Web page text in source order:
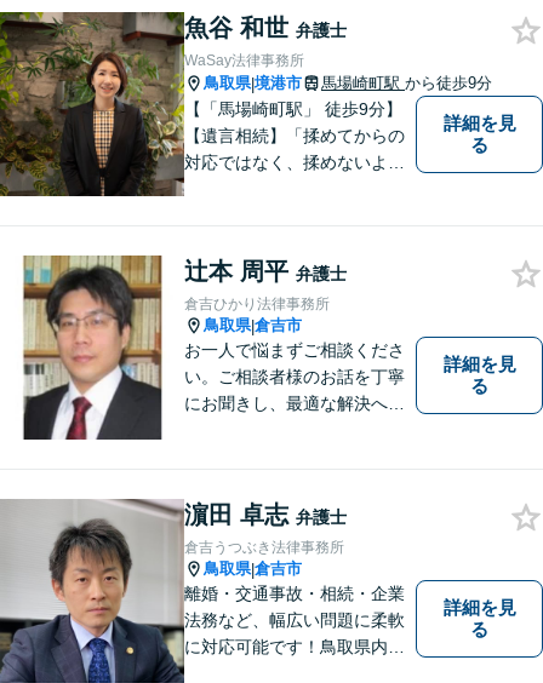
魚谷 和世 弁護士
WaSay法律事務所
鳥取県|境港市 馬場崎町駅 から徒歩9分
【「馬場崎町駅」 徒歩9分】
【遺言相続】「揉めてからの
対応ではなく、揉めないよう
決を目指します。 どんな些細
なことでもお気軽にご相談く
ださい。【弁護士歴15年以
上】
詳細を見
る
辻本 周平 弁護士
倉吉ひかり法律事務所
鳥取県|倉吉市
お一人で悩まずご相談くださ
い。ご相談者様のお話を丁寧
にお聞きし、最適な解決へと
詳細を見
る
濵田 卓志 弁護士
倉吉うつぶき法律事務所
鳥取県|倉吉市
離婚・交通事故・相続・企業
法務など、幅広い問題に柔軟
に対応可能です！鳥取県内の
詳細を見
る